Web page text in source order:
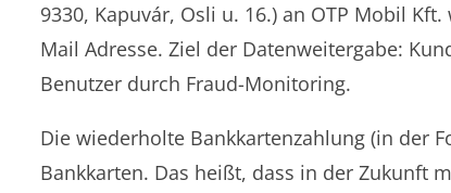
9330, Kapuvár, Osli u. 16.) an OTP Mobil
Mail Adresse. Ziel der Datenweitergabe:
Benutzer durch Fraud-Monitoring.
Die wiederholte Bankkartenzahlung (in der
Bankkarten. Das heißt, dass in der Zukunft